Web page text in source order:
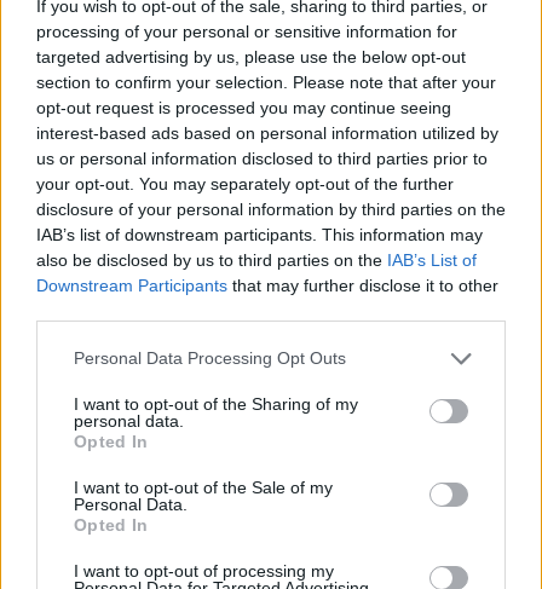
If you wish to opt-out of the sale, sharing to third parties, or
processing of your personal or sensitive information for
targeted advertising by us, please use the below opt-out
section to confirm your selection. Please note that after your
opt-out request is processed you may continue seeing
interest-based ads based on personal information utilized by
us or personal information disclosed to third parties prior to
your opt-out. You may separately opt-out of the further
disclosure of your personal information by third parties on the
IAB’s list of downstream participants. This information may
also be disclosed by us to third parties on the IAB’s List of
Downstream Participants that may further disclose it to other
Personal Data Processing Opt Outs
I want to opt-out of the Sharing of my
personal data.
Opted In
I want to opt-out of the Sale of my
Personal Data.
Opted In
I want to opt-out of processing my
Ti stimo fratello
Link
Salva
Idolo
Barzellette